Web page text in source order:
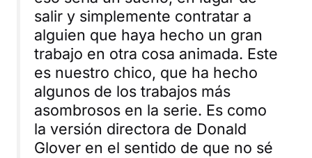
salir y simplemente contratar a
alguien que haya hecho un gran
trabajo en otra cosa animada. Este
es nuestro chico, que ha hecho
algunos de los trabajos más
asombrosos en la serie. Es como
la versión directora de Donald
Glover en el sentido de que no sé